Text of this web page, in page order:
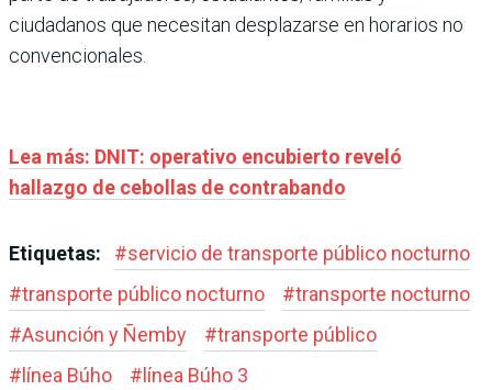
ciudadanos que necesitan desplazarse en horarios no
convencionales.
Lea más: DNIT: operativo encubierto reveló
hallazgo de cebollas de contrabando
Etiquetas: #servicio de transporte público nocturno
#transporte público nocturno #transporte nocturno
#Asunción y Ñemby #transporte público
# línea Búho # línea Búho 3